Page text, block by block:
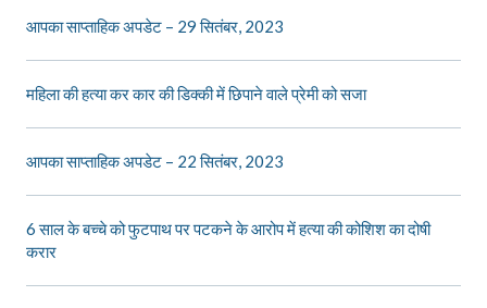
आपका साप्ताहिक अपडेट – 29 सितंबर, 2023
महिला की हत्या कर कार की डिक्की में छिपाने वाले प्रेमी को सजा
आपका साप्ताहिक अपडेट – 22 सितंबर, 2023
6 साल के बच्चे को फुटपाथ पर पटकने के आरोप में हत्या की कोशिश का दोषी
करार